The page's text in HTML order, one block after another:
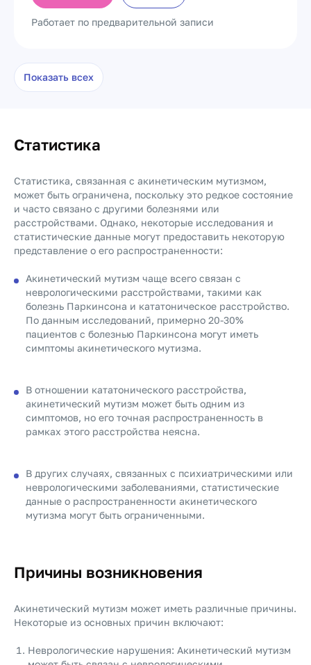
Работает по предварительной записи
Показать всех
Статистика
Статистика, связанная с акинетическим мутизмом,
может быть ограничена, поскольку это редкое состояние
и часто связано с другими болезнями или
расстройствами. Однако, некоторые исследования и
статистические данные могут предоставить некоторую
представление о его распространенности:
Акинетический мутизм чаще всего связан с
неврологическими расстройствами, такими как
болезнь Паркинсона и кататоническое расстройство.
По данным исследований, примерно 20-30%
пациентов с болезнью Паркинсона могут иметь
симптомы акинетического мутизма.
В отношении кататонического расстройства,
акинетический мутизм может быть одним из
симптомов, но его точная распространенность в
рамках этого расстройства неясна.
В других случаях, связанных с психиатрическими или
неврологическими заболеваниями, статистические
данные о распространенности акинетического
мутизма могут быть ограниченными.
Причины возникновения
Акинетический мутизм может иметь различные причины.
Некоторые из основных причин включают:
Неврологические нарушения: Акинетический мутизм